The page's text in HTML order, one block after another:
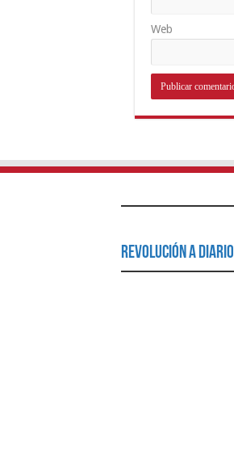
Web
Revolución a Diario